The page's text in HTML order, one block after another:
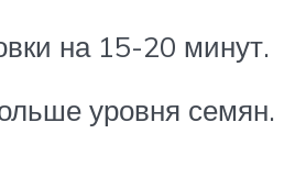
на 15-20 минут.
уровня семян.